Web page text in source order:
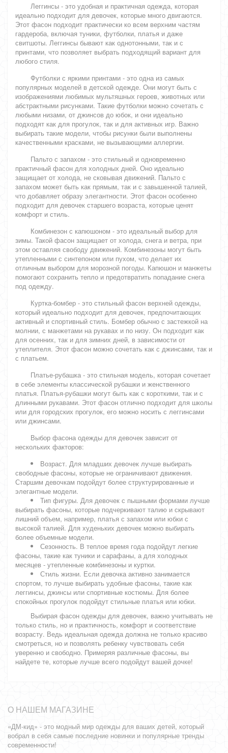
Леггинсы - это удобная и практичная одежда, которая
идеально подходит для девочек, которые много двигаются.
Этот фасон подходит практически ко всем верхним частям
гардероба, включая туники, футболки, платья и даже
свитшоты. Леггинсы бывают как однотонными, так и с
принтами, что позволяет выбрать подходящий вариант для
любого стиля.
Футболки с яркими принтами - это одна из самых
популярных моделей в детской одежде. Они могут быть с
изображениями любимых мультяшных героев, животных или
абстрактными рисунками. Такие футболки можно сочетать с
любыми низами, от джинсов до юбок, и они идеально
подходят как для прогулок, так и для активных игр. Важно
выбирать такие модели, чтобы рисунки были выполнены
качественными красками, не вызывающими аллергии.
Пальто с запахом - это стильный и одновременно
практичный фасон для холодных дней. Оно идеально
защищает от холода, не сковывая движений. Пальто с
запахом может быть как прямым, так и с завышенной талией,
что добавляет образу элегантности. Этот фасон особенно
подходит для девочек старшего возраста, которые ценят
комфорт и стиль.
Комбинезон с капюшоном - это идеальный выбор для
зимы. Такой фасон защищает от холода, снега и ветра, при
этом оставляя свободу движений. Комбинезоны могут быть
утепленными с синтепоном или пухом, что делает их
отличным выбором для морозной погоды. Капюшон и манжеты
помогают сохранить тепло и предотвратить попадание снега
под одежду.
Куртка-бомбер - это стильный фасон верхней одежды,
который идеально подходит для девочек, предпочитающих
активный и спортивный стиль. Бомбер обычно с застежкой на
молнии, с манжетами на рукавах и по низу. Он подходит как
для осенних, так и для зимних дней, в зависимости от
утеплителя. Этот фасон можно сочетать как с джинсами, так и
с платьем.
Платье-рубашка - это стильная модель, которая сочетает
в себе элементы классической рубашки и женственного
платья. Платья-рубашки могут быть как с короткими, так и с
длинными рукавами. Этот фасон отлично подходит для школы
или для городских прогулок, его можно носить с леггинсами
или джинсами.
Выбор фасона одежды для девочек зависит от
нескольких факторов:
Возраст. Для младших девочек лучше выбирать
свободные фасоны, которые не ограничивают движения.
Старшим девочкам подойдут более структурированные и
элегантные модели.
Тип фигуры. Для девочек с пышными формами лучше
выбирать фасоны, которые подчеркивают талию и скрывают
лишний объем, например, платья с запахом или юбки с
высокой талией. Для худеньких девочек можно выбирать
более объемные модели.
Сезонность. В теплое время года подойдут легкие
фасоны, такие как туники и сарафаны, а для холодных
месяцев - утепленные комбинезоны и куртки.
Стиль жизни. Если девочка активно занимается
спортом, то лучше выбирать удобные фасоны, такие как
леггинсы, джинсы или спортивные костюмы. Для более
спокойных прогулок подойдут стильные платья или юбки.
Выбирая фасон одежды для девочек, важно учитывать не
только стиль, но и практичность, комфорт и соответствие
возрасту. Ведь идеальная одежда должна не только красиво
смотреться, но и позволять ребенку чувствовать себя
уверенно и свободно. Примеряя различные фасоны, вы
найдете те, которые лучше всего подойдут вашей дочке!
О НАШЕМ МАГАЗИНЕ
«ДМ-кид» - это модный мир одежды для ваших детей, который
вобрал в себя самые последние новинки и популярные тренды
современности!